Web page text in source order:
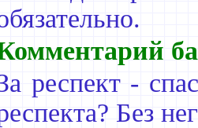
респект -
Без